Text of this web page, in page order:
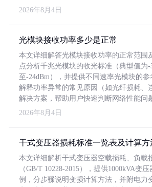
2026年8月4日
光模块接收功率多少是正常
本文详细解答光模块接收功率的正常范围
点分析千兆光模块的收光标准（典型值为-
至-24dBm），并提供不同速率光模块的
解释功率异常的常见原因（如光纤损耗、
解决方案，帮助用户快速判断网络性能问
2026年8月4日
干式变压器损耗标准一览表及计算方
本文详细解析干式变压器空载损耗、负载
（GB/T 10228-2015），提供1000kVA变
例，分步骤说明变损计算方法，并附电力